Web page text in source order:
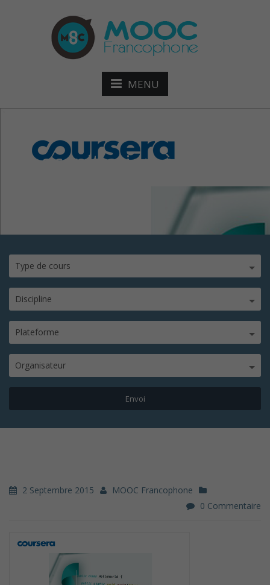
MENU
mooc-Initiation-à-la-
Type de cours
Discipline
Plateforme
Organisateur
2 Septembre 2015
MOOC Francophone
0 Commentaire